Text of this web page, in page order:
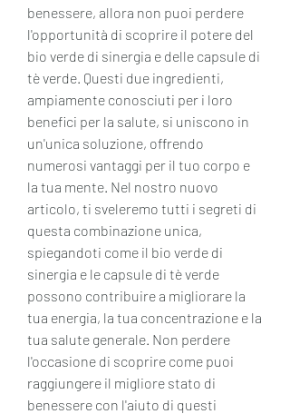
benessere, allora non puoi perdere
l'opportunità di scoprire il potere del
bio verde di sinergia e delle capsule di
tè verde. Questi due ingredienti,
ampiamente conosciuti per i loro
benefici per la salute, si uniscono in
un'unica soluzione, offrendo
numerosi vantaggi per il tuo corpo e
la tua mente. Nel nostro nuovo
articolo, ti sveleremo tutti i segreti di
questa combinazione unica,
spiegandoti come il bio verde di
sinergia e le capsule di tè verde
possono contribuire a migliorare la
tua energia, la tua concentrazione e la
tua salute generale. Non perdere
l'occasione di scoprire come puoi
raggiungere il migliore stato di
benessere con l'aiuto di questi